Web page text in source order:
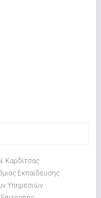
Καρδίτσας
Εκπαίδευσης
Υπηρεσιών